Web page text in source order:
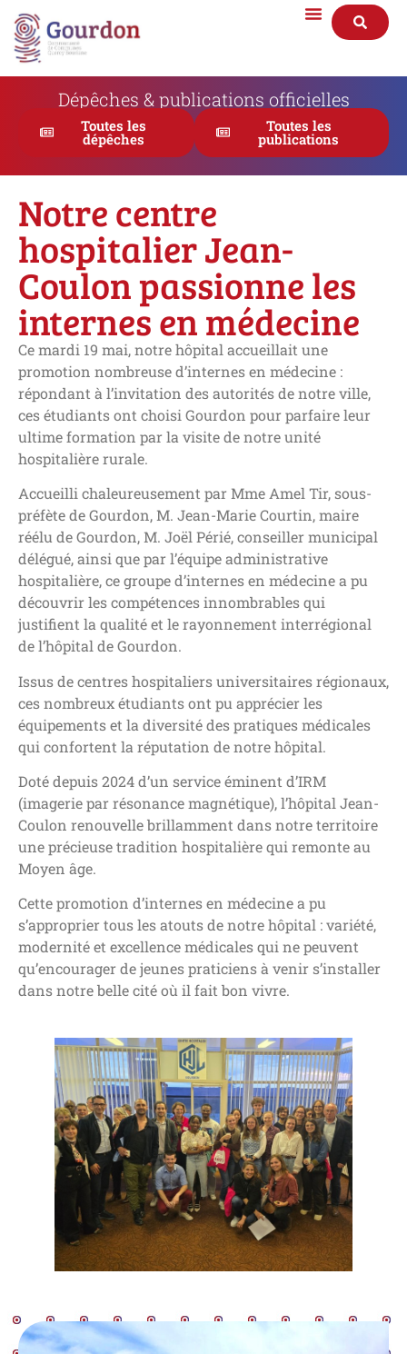
Dépêches & publications officielles
Toutes les
dépêches
Toutes les
publications
Notre centre
hospitalier Jean-
Coulon passionne les
internes en médecine
Ce mardi 19 mai, notre hôpital accueillait une
promotion nombreuse d’internes en médecine :
répondant à l’invitation des autorités de notre ville,
ces étudiants ont choisi Gourdon pour parfaire leur
ultime formation par la visite de notre unité
hospitalière rurale.
Accueilli chaleureusement par Mme Amel Tir, sous-
préfète de Gourdon, M. Jean-Marie Courtin, maire
réélu de Gourdon, M. Joël Périé, conseiller municipal
délégué, ainsi que par l’équipe administrative
hospitalière, ce groupe d’internes en médecine a pu
découvrir les compétences innombrables qui
justifient la qualité et le rayonnement interrégional
de l’hôpital de Gourdon.
Issus de centres hospitaliers universitaires régionaux,
ces nombreux étudiants ont pu apprécier les
équipements et la diversité des pratiques médicales
qui confortent la réputation de notre hôpital.
Doté depuis 2024 d’un service éminent d’IRM
(imagerie par résonance magnétique), l’hôpital Jean-
Coulon renouvelle brillamment dans notre territoire
une précieuse tradition hospitalière qui remonte au
Moyen âge.
Cette promotion d’internes en médecine a pu
s’approprier tous les atouts de notre hôpital : variété,
modernité et excellence médicales qui ne peuvent
qu’encourager de jeunes praticiens à venir s’installer
dans notre belle cité où il fait bon vivre.